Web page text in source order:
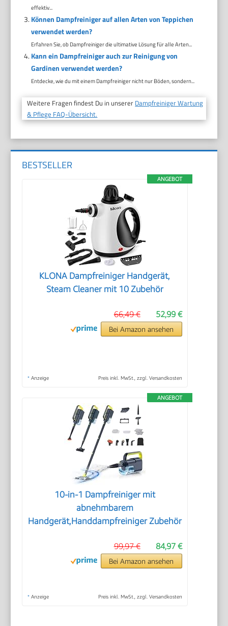
effektiv...
Können Dampfreiniger auf allen Arten von Teppichen
verwendet werden?
Erfahren Sie, ob Dampfreiniger die ultimative Lösung für alle Arten...
Kann ein Dampfreiniger auch zur Reinigung von
Gardinen verwendet werden?
Entdecke, wie du mit einem Dampfreiniger nicht nur Böden, sondern...
Weitere Fragen findest Du in unserer Dampfreiniger Wartung
& Pflege FAQ-Übersicht.
BESTSELLER
ANGEBOT
KLONA Dampfreiniger Handgerät,
Steam Cleaner mit 10 Zubehör
52,99 €
66,49 €
Bei Amazon ansehen
* Anzeige Preis inkl. MwSt., zzgl. Versandkosten
ANGEBOT
10-in-1 Dampfreiniger mit
abnehmbarem
Handgerät,Handdampfreiniger Zubehör
84,97 €
99,97 €
Bei Amazon ansehen
* Anzeige Preis inkl. MwSt., zzgl. Versandkosten